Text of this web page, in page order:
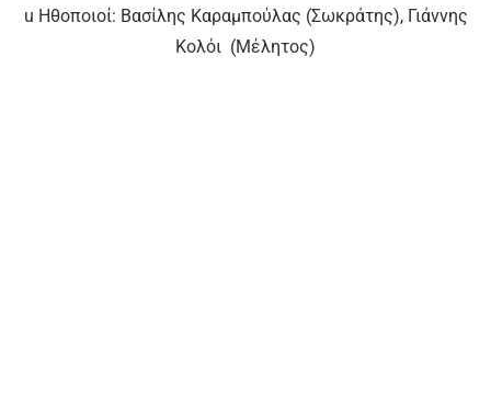
u Ηθοποιοί: Βασίλης Καραμπούλας (Σωκράτης), Γιάννης
Κολόι (Μέλητος)